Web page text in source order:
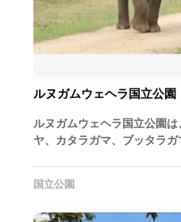
ルヌガムウェヘラ国立公園
ルヌガムウェヘラ国立公園
ヤ、カタラガマ、ブッタラガ
国立公園